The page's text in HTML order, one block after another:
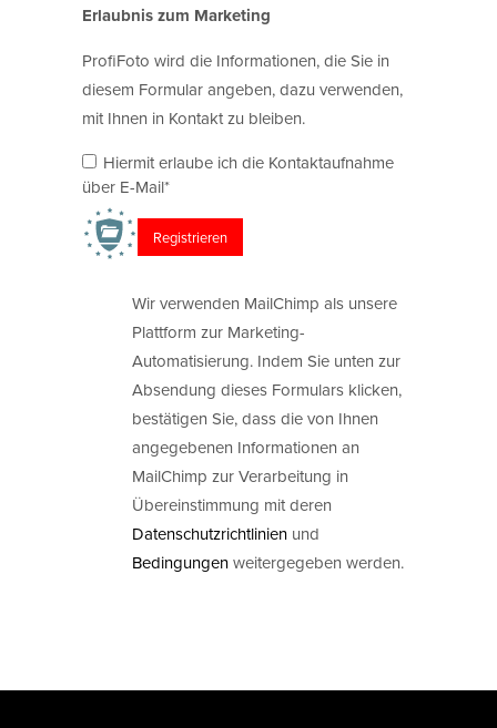
Erlaubnis zum Marketing
ProfiFoto wird die Informationen, die Sie in
diesem Formular angeben, dazu verwenden,
mit Ihnen in Kontakt zu bleiben.
Hiermit erlaube ich die Kontaktaufnahme
über E-Mail*
Wir verwenden MailChimp als unsere
Plattform zur Marketing-
Automatisierung. Indem Sie unten zur
Absendung dieses Formulars klicken,
bestätigen Sie, dass die von Ihnen
angegebenen Informationen an
MailChimp zur Verarbeitung in
Übereinstimmung mit deren
Datenschutzrichtlinien und
Bedingungenweitergegeben werden.